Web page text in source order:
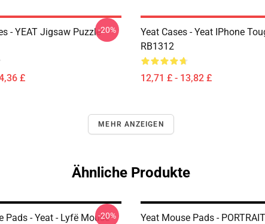
- YEAT Jigsaw Puzzle
£
-20%
Yeat Cases - Yeat IPhone
RB1312
12,71 £ - 13,82 £
MEHR ANZEIGEN
Ähnliche Produkte
Pads - Yeat - Lyfë Mouse
-20%
Yeat Mouse Pads -